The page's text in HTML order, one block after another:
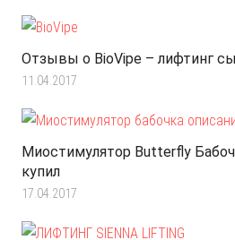
Отзывы о BioVipe – лифтинг
11.04.2017
Миостимулятор Butterfly
купил
17.04.2017